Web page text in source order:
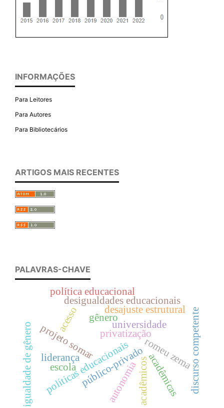
INFORMAÇÕES
Para Leitores
Para Autores
Para Bibliotecários
ARTIGOS MAIS RECENTES
PALAVRAS-CHAVE
privatização
projeto somar
público-privadoromeu zema
igualdade de gênero acadêmicosacadêmicas
universidade
políticas educacionais
gênero
desajuste estrutural
desigualdades educacionais
acesso
política educacional
discurso competente
escola autonomia
liderança